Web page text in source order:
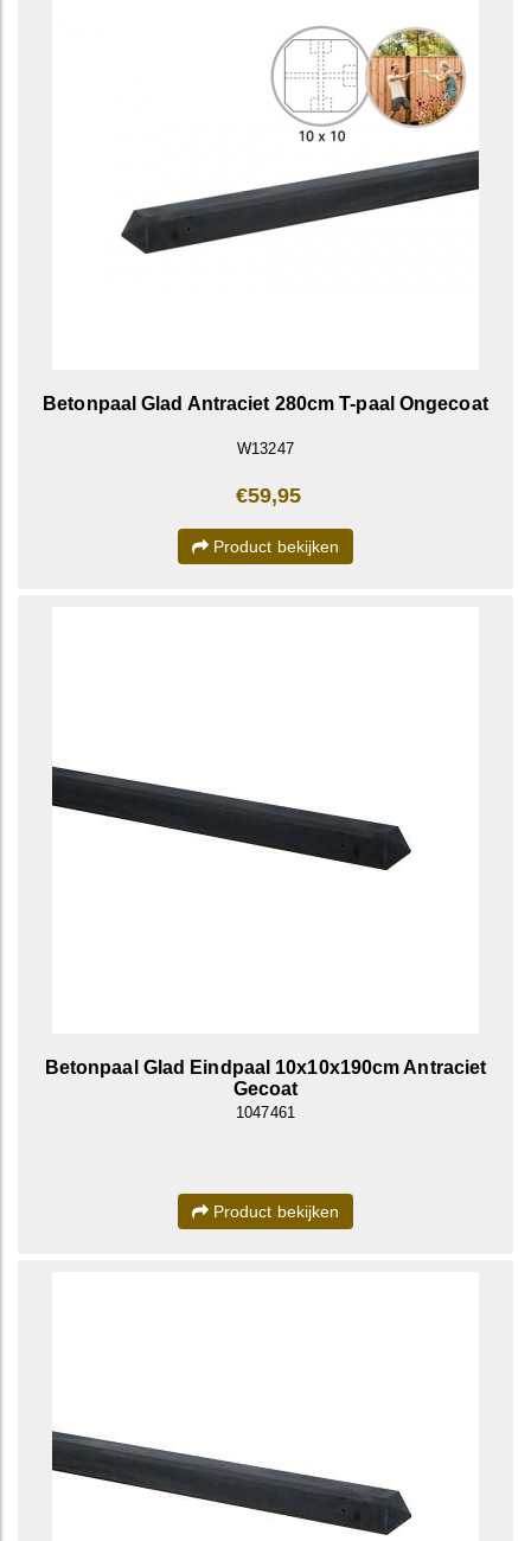
Betonpaal Glad Antraciet 280cm T-paal Ongecoat
W13247
€59,95
Product bekijken
Betonpaal Glad Eindpaal 10x10x190cm Antraciet
Gecoat
1047461
Product bekijken